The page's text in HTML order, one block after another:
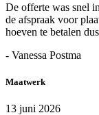
De offerte was snel
de afspraak voor
hoeven te betalen
- Vanessa Postma
Maatwerk
13 juni 2026